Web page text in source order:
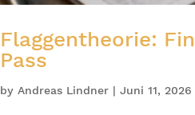
Flaggentheorie:
Pass
by Andreas Lindner |Juni 11, 2026